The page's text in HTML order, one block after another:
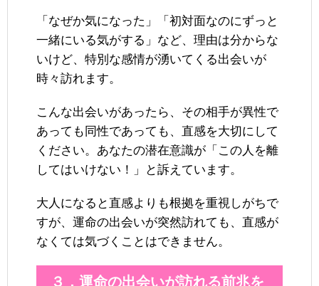
「なぜか気になった」「初対面なのにずっと
一緒にいる気がする」など、理由は分からな
いけど、特別な感情が湧いてくる出会いが
時々訪れます。
こんな出会いがあったら、その相手が異性で
あっても同性であっても、直感を大切にして
ください。あなたの潜在意識が「この人を離
してはいけない！」と訴えています。
大人になると直感よりも根拠を重視しがちで
すが、運命の出会いが突然訪れても、直感が
なくては気づくことはできません。
３．運命の出会いが訪れる前兆を